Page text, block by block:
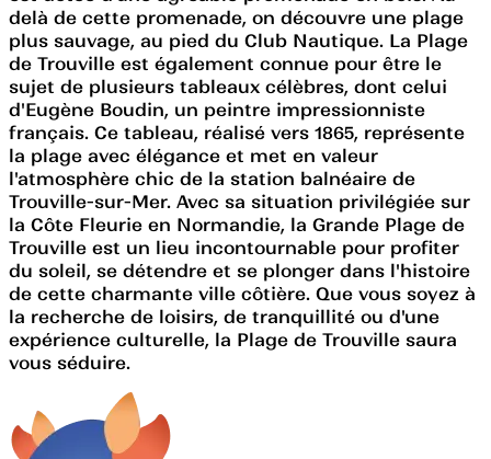
delà de cette promenade, on découvre une plage
plus sauvage, au pied du Club Nautique. La Plage
de Trouville est également connue pour être le
sujet de plusieurs tableaux célèbres, dont celui
d'Eugène Boudin, un peintre impressionniste
français. Ce tableau, réalisé vers 1865, représente
la plage avec élégance et met en valeur
l'atmosphère chic de la station balnéaire de
Trouville-sur-Mer. Avec sa situation privilégiée sur
la Côte Fleurie en Normandie, la Grande Plage de
Trouville est un lieu incontournable pour profiter
du soleil, se détendre et se plonger dans l'histoire
de cette charmante ville côtière. Que vous soyez à
la recherche de loisirs, de tranquillité ou d'une
expérience culturelle, la Plage de Trouville saura
vous séduire.